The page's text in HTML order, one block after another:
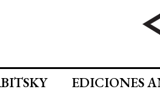
EDICIONES